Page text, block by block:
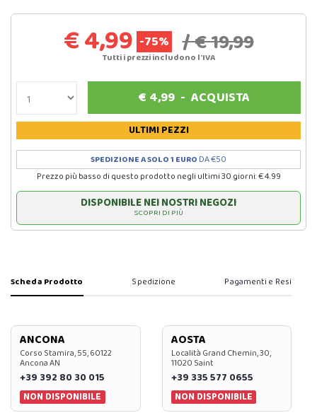
€ 4,99 -75% / € 19,99
Tutti i prezzi includono l'IVA
€ 4,99 -ACQUISTA
ULTIMI PEZZI
SPEDIZIONE A SOLO 1 EURO DA €50
Prezzo più basso di questo prodotto negli ultimi 30 giorni: € 4.99
DISPONIBILE NEI NOSTRI NEGOZI
SCOPRI DI PIÙ
Scheda Prodotto Spedizione Pagamenti e Resi
ANCONA
Corso Stamira, 55, 60122
Ancona AN
+39 392 80 30 015
NON DISPONIBILE
AOSTA
Località Grand Chemin, 30,
11020 Saint
+39 335 577 0655
NON DISPONIBILE